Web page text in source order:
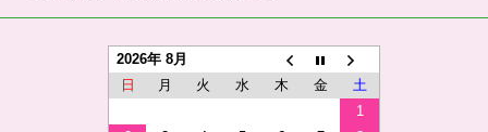
2026年 8月
日
月 火 水 木 金
土
1